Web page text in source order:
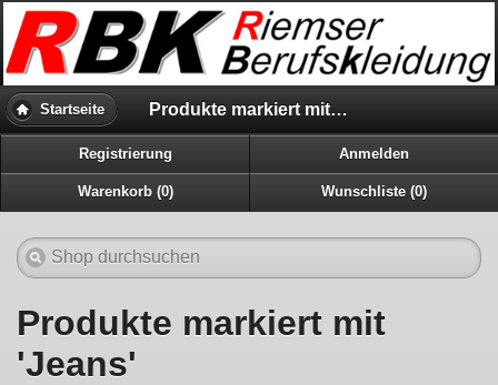
Startseite Produkte markiert mit 'Jeans'
Registrierung Anmelden
Warenkorb (0) Wunschliste (0)
Produkte markiert mit
'Jeans'